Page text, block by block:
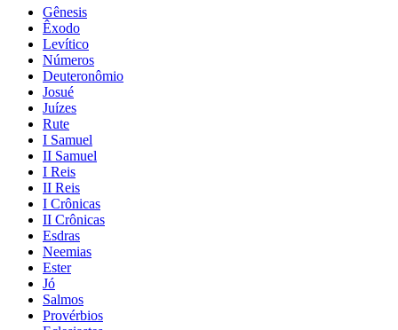
Gênesis
Êxodo
Levítico
Números
Deuteronômio
Josué
Juízes
Rute
I Samuel
II Samuel
I Reis
II Reis
I Crônicas
II Crônicas
Esdras
Neemias
Ester
Jó
Salmos
Provérbios